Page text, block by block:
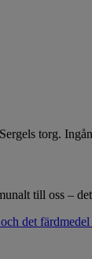
torg.
till oss –
det färdmedel